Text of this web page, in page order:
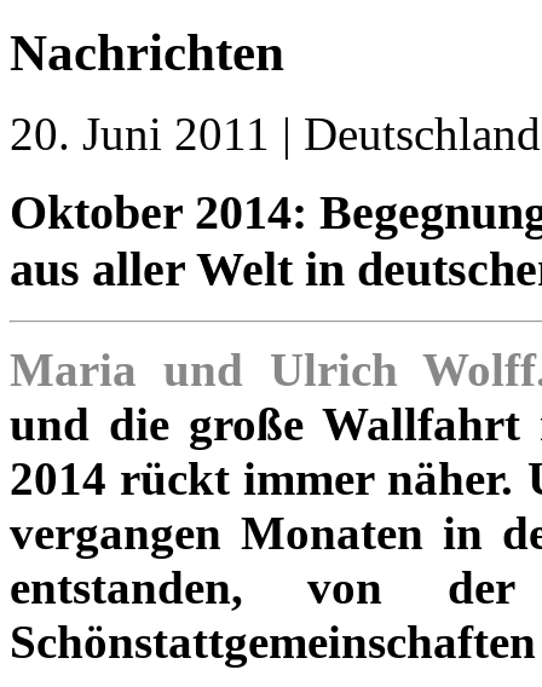
Nachrichten
20. Juni 2011 |
Oktober 2014:
aus aller Welt in
Maria und Ulrich
und die große Wallfahrt
2014 rückt immer näher.
vergangen Monaten in
entstan­den, von